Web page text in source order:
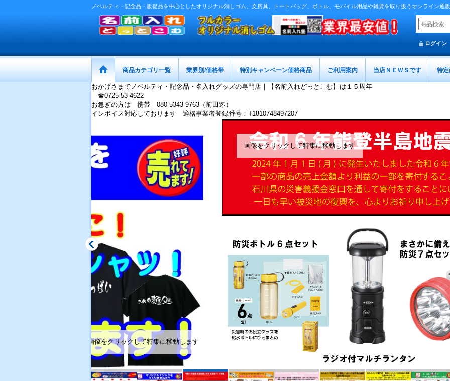
ノベルティ・記念品・販促品を中心としたオリジナル消しゴム、文房具、トートバッグ、ボトル、モバイル用品や雑貨を取り扱うオンライン通
ログイン
商品カテゴリ一覧 業界別/価格帯 特別キャンペーン価格商品 ご利用案内 当店ＮＥＷＳです 特
おかげさまでノベルティ・記念品・名入れグッズの専門店｜【名前入れどっとこむ】は１５周年
☎0725-53-4622
お急ぎの方は 携帯 080-5343-9763（前田迄）
インボイス対応しております 適格事業者登録番号：T1810748497207
画像をクリックして特集に移動します